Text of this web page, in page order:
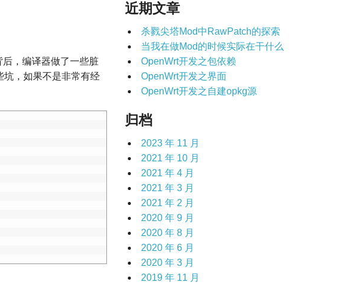
，编译器做了一些脏
坑，如果不是非常有经
近期文章
杀戮尖塔Mod中RawPatch的探索
当我在做Mod的时候实际在干什么
OpenWrt开发之包依赖
OpenWrt开发之界面
OpenWrt开发之自建opkg源
归档
2023 年 11 月
2021 年 10 月
2021 年 4 月
2021 年 3 月
2021 年 2 月
2020 年 9 月
2020 年 8 月
2020 年 6 月
2020 年 3 月
2019 年 11 月